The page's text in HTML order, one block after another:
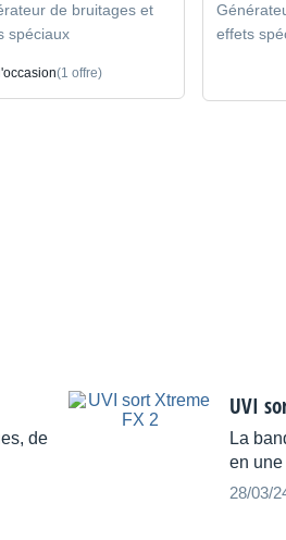
de bruitages et
spéciaux
(1 offre)
effets
de
UVI
La
en
28/03/